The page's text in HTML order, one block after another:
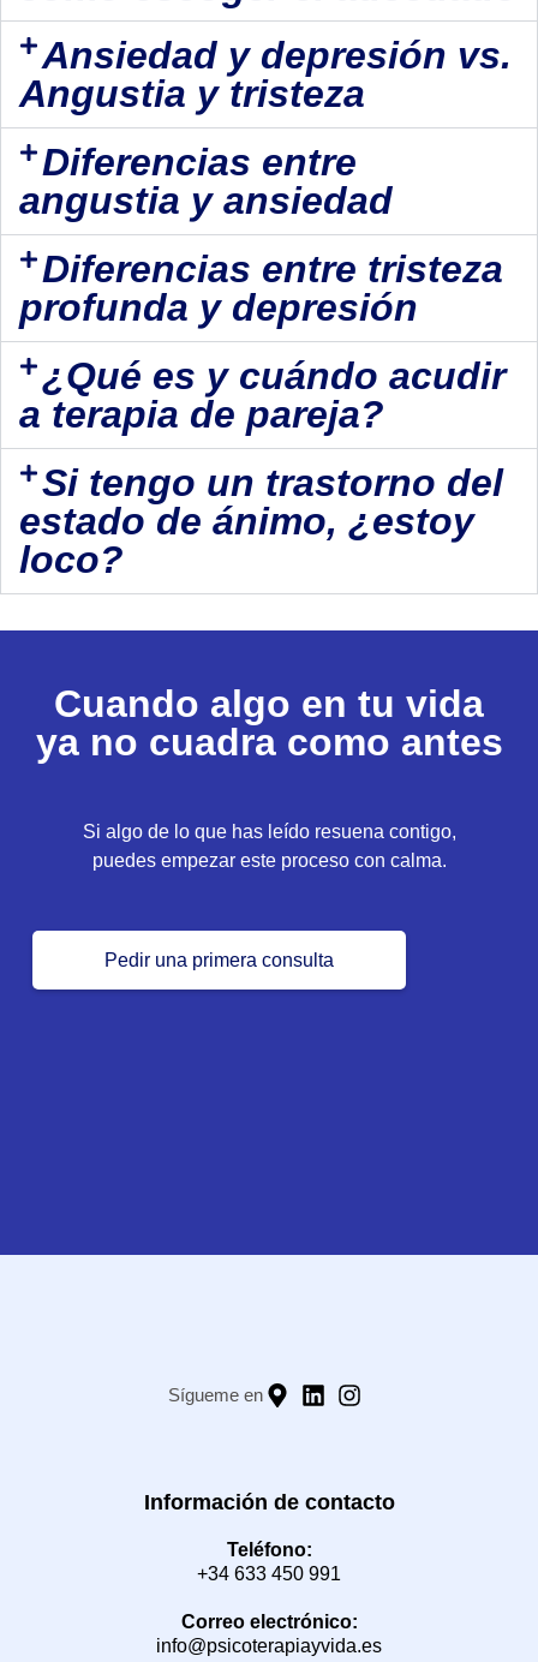
Ansiedad y depresión vs.
Angustia y tristeza
Diferencias entre
angustia y ansiedad
Diferencias entre tristeza
profunda y depresión
¿Qué es y cuándo acudir
a terapia de pareja?
Si tengo un trastorno del
estado de ánimo, ¿estoy
loco?
Cuando algo en tu vida
ya no cuadra como antes
Si algo de lo que has leído resuena contigo,
puedes empezar este proceso con calma.
Pedir una primera consulta
Sígueme en
Información de contacto
Teléfono:
+34 633 450 991
Correo electrónico:
info@psicoterapiayvida.es